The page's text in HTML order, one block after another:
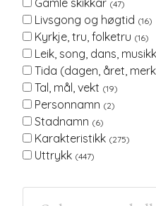
Gamle skikkar (47)
Livsgong og høgtid (16)
Kyrkje, tru, folketru (16)
Leik, song, dans, musikk
Tida (dagen, året,
Tal, mål, vekt (19)
Personnamn (2)
Stadnamn (6)
Karakteristikk (275)
Uttrykk (447)